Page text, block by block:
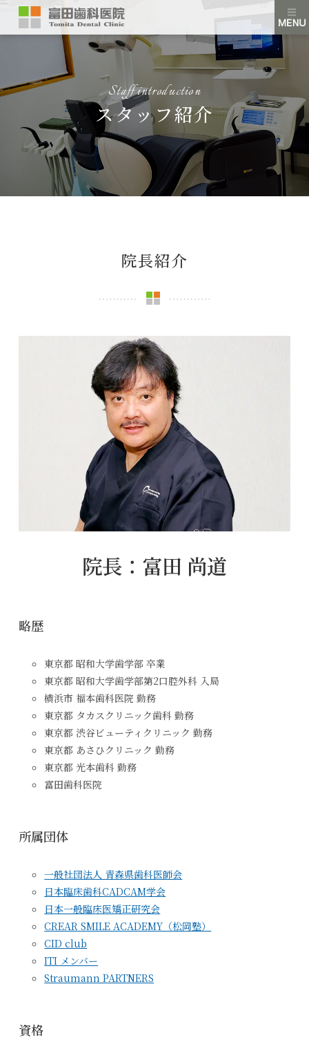
Staff introduction
スタッフ紹介
院長紹介
院長：富田 尚道
略歴
東京都 昭和大学歯学部 卒業
東京都 昭和大学歯学部第2口腔外科 入局
横浜市 福本歯科医院 勤務
東京都 タカスクリニック歯科 勤務
東京都 渋谷ビューティクリニック 勤務
東京都 あさひクリニック 勤務
東京都 光本歯科 勤務
富田歯科医院
所属団体
一般社団法人 青森県歯科医師会
日本臨床歯科CADCAM学会
日本一般臨床医矯正研究会
CREAR SMILE ACADEMY（松岡塾）
CID club
ITI メンバー
Straumann PARTNERS
資格